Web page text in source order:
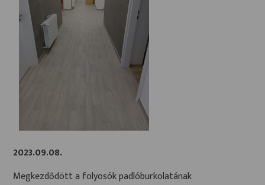
2023.09.08.
Megkezdődött a folyosók padlóburkolatának